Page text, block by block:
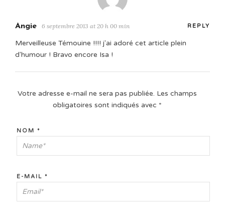
Angie 6 septembre 2013 at 20 h 00 min REPLY
Merveilleuse Témouine !!!! j'ai adoré cet article plein
d'humour ! Bravo encore Isa !
Votre adresse e-mail ne sera pas publiée. Les champs
obligatoires sont indiqués avec *
NOM *
E-MAIL *